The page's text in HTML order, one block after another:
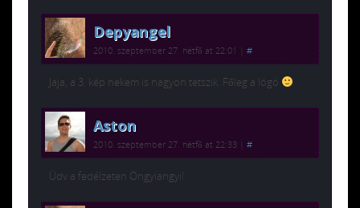
Depyangel
2010. szeptember 27. hétfő at 22:01 #
Jaja, a 3. kép nekem is nagyon tetszik. Főleg a lógó
Aston
2010. szeptember 27. hétfő at 22:33 #
Üdv a fedélzeten Öngyiangyi!